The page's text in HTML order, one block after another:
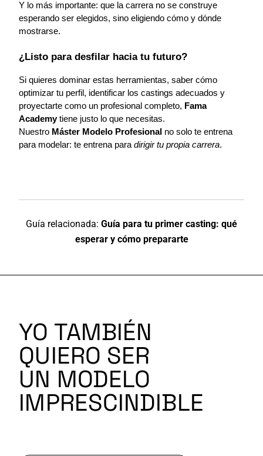
Y lo más importante: que la carrera no se construye
esperando ser elegidos, sino eligiendo cómo y dónde
mostrarse.
¿Listo para desfilar hacia tu futuro?
Si quieres dominar estas herramientas, saber cómo
optimizar tu perfil, identificar los castings adecuados y
proyectarte como un profesional completo, Fama
Academy tiene justo lo que necesitas.
Nuestro Máster Modelo Profesional no solo te entrena
para modelar: te entrena para dirigir tu propia carrera.
Guía relacionada: Guía para tu primer casting: qué
esperar y cómo prepararte
YO TAMBIÉN
QUIERO SER
UN MODELO
IMPRESCINDIBLE